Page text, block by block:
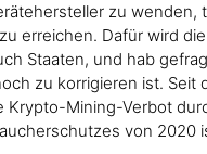
zu
erreichen. Dafür wird
Staaten, und hab
zu korrigieren ist.
Krypto-Mining-Verbot
von 2020